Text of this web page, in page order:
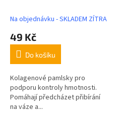
Na objednávku - SKLADEM ZÍTRA
49 Kč
Do košíku
Kolagenové pamlsky pro
podporu kontroly hmotnosti.
Pomáhají předcházet přibírání
na váze a...